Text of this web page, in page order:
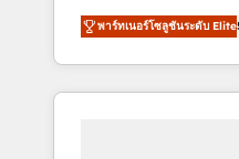
key HubSpot
across hundreds of
of industries, there’s
our globally
Certified Experts &
★ 1,500+
continents ★ AI-First,
Onboarding
พาร์ทเนอร์โซลูชันระดับ Elite